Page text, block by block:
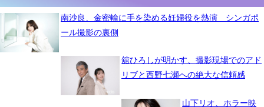
南沙良、金密輸に手を染める妊婦役を熱演 シンガポ
ール撮影の裏側
舘ひろしが明かす、撮影現場でのアド
リブと西野七瀬への絶大な信頼感
山下リオ、ホラー映